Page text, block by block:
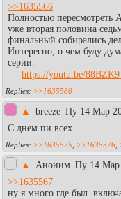
>>1635566
Полностью пересмотреть
уже вторая половина
финальный собирались
Интересно, о чем буду
серии.
https://youtu.be/
>>1635580
▲ breeze Пy 14 Мар
С днем пи всех.
>>1635575 >>1635576
▲ Аноним Пy 14 Мар
>>1635567
ну я много где был.